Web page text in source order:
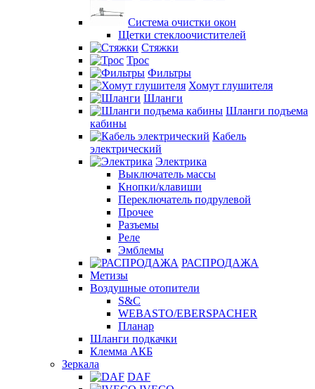
Система очистки окон
Щетки стеклоочистителей
Стяжки
Трос
Фильтры
Хомут глушителя
Шланги
Шланги подъема
кабины
Кабель
электрический
Электрика
Выключатель массы
Кнопки/клавиши
Переключатель подрулевой
Прочее
Разъемы
Реле
Эмблемы
РАСПРОДАЖА
Метизы
Воздушные отопители
S&C
WEBASTO/EBERSPACHER
Планар
Шланги подкачки
Клемма АКБ
Зеркала
DAF